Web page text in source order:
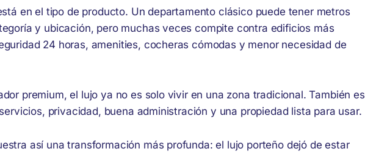
en el tipo de producto. Un departamento clásico puede tener metros
y ubicación, pero muchas veces compite contra edificios más
24 horas, amenities, cocheras cómodas y menor necesidad de
premium, el lujo ya no es solo vivir en una zona tradicional. También es
privacidad, buena administración y una propiedad lista para usar.
así una transformación más profunda: el lujo porteño dejó de estar